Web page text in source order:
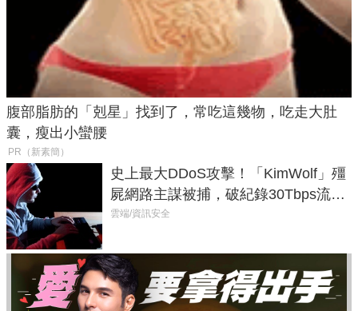
腹部脂肪的「剋星」找到了，常吃這幾物，吃走大肚
囊，瘦出小蠻腰
PR（新素簡）
史上最大DDoS攻擊！「KimWolf」殭
屍網路主謀被捕，破紀錄30Tbps流量
癱瘓全球！
雲端/資訊安全